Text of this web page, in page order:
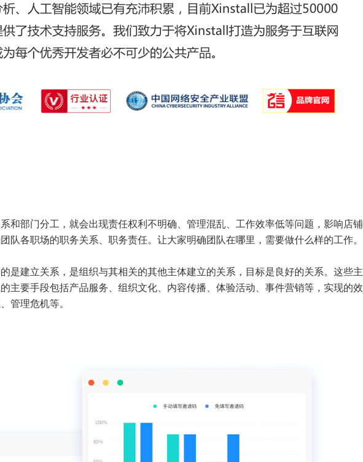
和部门分工，就会出现责任权利不明确、管理混乱、工作效率低等问题，影响店
队各职场的职务关系、职务责任。让大家明确团队在哪里，需要做什么样的工作。
是建立关系，是组织与其相关的其他主体建立的关系，目标是良好的关系。这些
主要手段包括产品服务、组织文化、内容传播、体验活动、事件营销等，实现的
管理危机等。